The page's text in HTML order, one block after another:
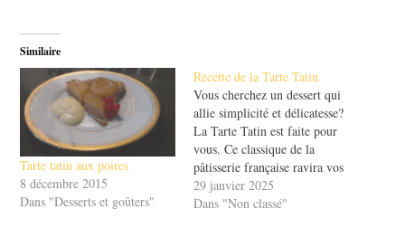
Similaire
Tarte tatin aux poires
8 décembre 2015
Dans "Desserts et goûters"
Recette de la Tarte Tatin
Vous cherchez un dessert qui
allie simplicité et délicatesse?
La Tarte Tatin est faite pour
vous. Ce classique de la
pâtisserie française ravira vos
papilles et celles de vos
invités. Imaginez une tarte
29 janvier 2025
Dans "Non classé"